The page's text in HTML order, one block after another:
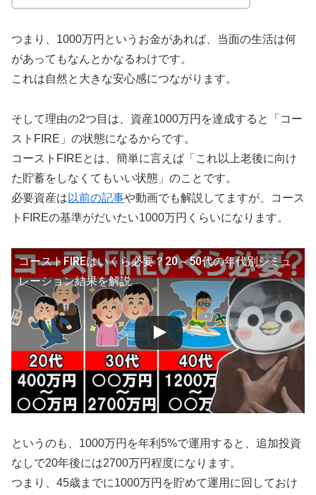
つまり、1000万円というお金があれば、当面の生活は何
があってもなんとかなるわけです。
これは自然と大きな安心感につながります。
そして理由の2つ目は、資産1000万円を達成すると「コー
ストFIRE」の状態になるからです。
コーストFIREとは、簡単に言えば「これ以上老後に向け
た貯蓄をしなくてもいい状態」のことです。
必要資産は 以前の記事や動画でも解説してますが、コース
トFIREの基準がだいたい1000万円くらいになります。
コーストFIREはいくら必要？20～50代の年代別シミュ
レーション結果を解説
というのも、1000万円を年利5%で運用すると、追加投資
なしで20年後には2700万円程度になります。
つまり、45歳までに1000万円を貯めて運用に回しておけ